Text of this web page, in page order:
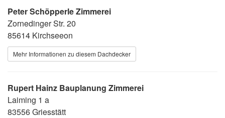
Peter Schöpperle Zimmerei
Zornedinger Str. 20
85614 Kirchseeon
Mehr Informationen zu diesem Dachdecker
Rupert Hainz Bauplanung Zimmerei
Laiming 1 a
83556 Griesstätt